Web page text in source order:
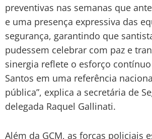
preventivas nas semanas que
e uma presença expressiva das
segurança, garantindo que
pudessem celebrar com paz e
sinergia reflete o esforço
Santos em uma referência
pública”, explica a secretária de
delegada Raquel Gallinati.
Além da GCM, as forças policiais